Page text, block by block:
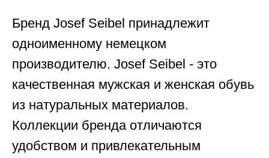
Бренд Josef Seibel принадлежит
одноименному немецком
производителю. Josef Seibel - это
качественная мужская и женская обувь
из натуральных материалов.
Коллекции бренда отличаются
удобством и привлекательным